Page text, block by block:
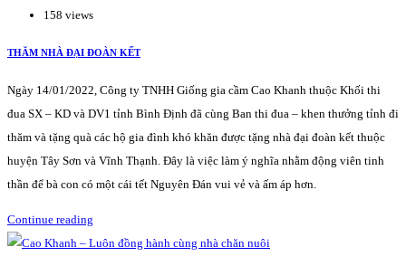
158 views
THĂM NHÀ ĐẠI ĐOÀN KẾT
Ngày 14/01/2022, Công ty TNHH Giống gia cầm Cao Khanh thuộc Khối thi
đua SX – KD và DV1 tỉnh Bình Định đã cùng Ban thi đua – khen thưởng tỉnh đi
thăm và tặng quà các hộ gia đình khó khăn được tặng nhà đại đoàn kết thuộc
huyện Tây Sơn và Vĩnh Thạnh. Đây là việc làm ý nghĩa nhằm động viên tinh
thần để bà con có một cái tết Nguyên Đán vui vẻ và ấm áp hơn.
Continue reading